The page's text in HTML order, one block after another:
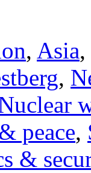
, Asia,
,
peace,
&